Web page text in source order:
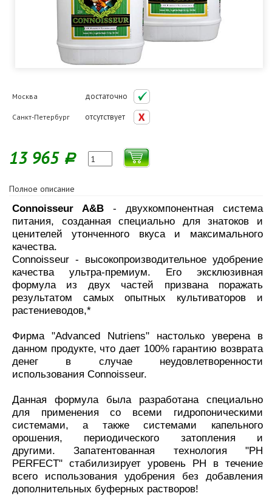
Москва достаточно
Санкт-Петербург отсутствует
13 965 Р
Полное описание
Connoisseur A&B - двухкомпонентная система
питания, созданная специально для знатоков и
ценителей утонченного вкуса и максимального
качества.
Connoisseur - высокопроизводительное удобрение
качества ультра-премиум. Его эксклюзивная
формула из двух частей призвана поражать
результатом самых опытных культиваторов и
растениеводов,*
Фирма "Advanced Nutriens" настолько уверена в
данном продукте, что дает 100% гарантию возврата
денег в случае неудовлетворенности
использования Connoisseur.
Данная формула была разработана специально
для применения со всеми гидропоническими
системами, а также системами капельного
орошения, периодического затопления и
другими.Запатентованная технология "РН
PERFECT" стабилизирует уровень РН в течение
всего использования удобрения без добавления
дополнительных буферных растворов!